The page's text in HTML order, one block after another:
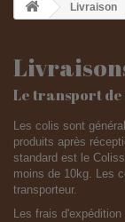
Livraison
Le transport
Les colis sont
produits après
standard est le
moins de 10kg. Les
transporteur.
Les frais